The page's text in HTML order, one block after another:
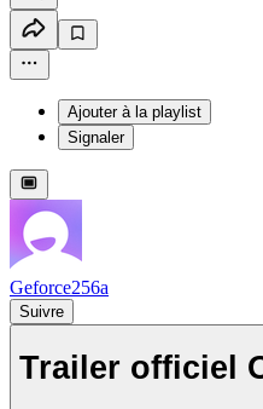
Ajouter à la playlist
Signaler
Geforce256a
Suivre
Trailer officiel